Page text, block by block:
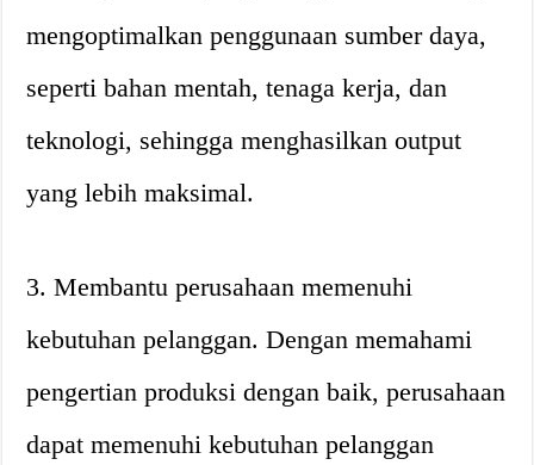
mengoptimalkan penggunaan sumber daya,
seperti bahan mentah, tenaga kerja, dan
teknologi, sehingga menghasilkan output
yang lebih maksimal.
3. Membantu perusahaan memenuhi
kebutuhan pelanggan. Dengan memahami
pengertian produksi dengan baik, perusahaan
dapat memenuhi kebutuhan pelanggan